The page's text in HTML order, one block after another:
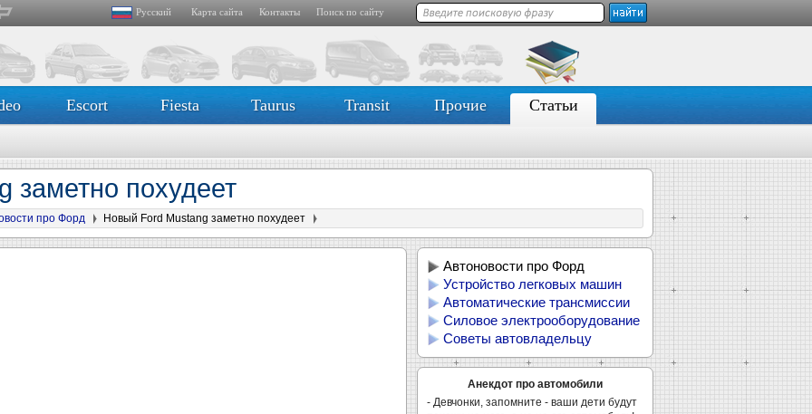
Русский Карта сайта Контакты Поиск по сайту
Escort Fiesta Taurus Transit Прочие Статьи
заметно похудеет
про Форд Новый Ford Mustang заметно похудеет
Автоновости про Форд
Устройство легковых машин
Автоматические трансмиссии
Силовое электрооборудование
Советы автовладельцу
Анекдот про автомобили
- Девчонки, запомните - ваши дети будут